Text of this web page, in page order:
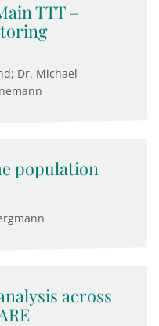
TTT –
Dr. Michael
population
across